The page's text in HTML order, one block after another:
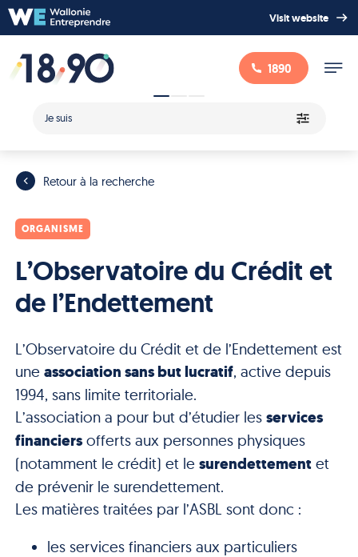
Visit website
1890
Je suis
Retour à la recherche
ORGANISME
L’Observatoire du Crédit et
de l’Endettement
L’Observatoire du Crédit et de l’Endettement est
une association sans but lucratif, active depuis
1994, sans limite territoriale.
L’association a pour but d’étudier les services
financiersofferts aux personnes physiques
(notamment le crédit) et le surendettementet
de prévenir le surendettement.
Les matières traitées par l’ASBL sont donc :
les services financiers aux particuliers